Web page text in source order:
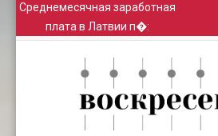
Среднемесячная заработная
плата в Латвии п�: